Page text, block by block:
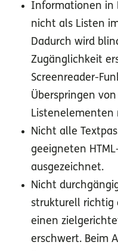
Informationen in
nicht als Listen
Dadurch wird
Zugänglichkeit
Screenreader-
Überspringen
Listenelementen
Nicht alle
geeigneten
ausgezeichnet.
Nicht
strukturell richtig
einen
erschwert. Beim